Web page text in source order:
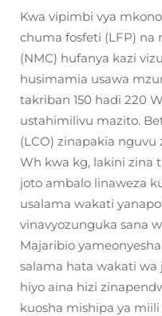
Kwa vipimbi vya
chuma fosfeti (LFP)
(NMC) hufanya kazi
husimamia usawa
takriban 150 hadi 220
ustahimilivu mazito.
(LCO) zinapakia
Wh kwa kg, lakini zina
joto ambalo linaweza
usalama wakati
vinavyozunguka sana
Majaribio
salama hata wakati
hiyo aina hizi
kuosha mishipa ya